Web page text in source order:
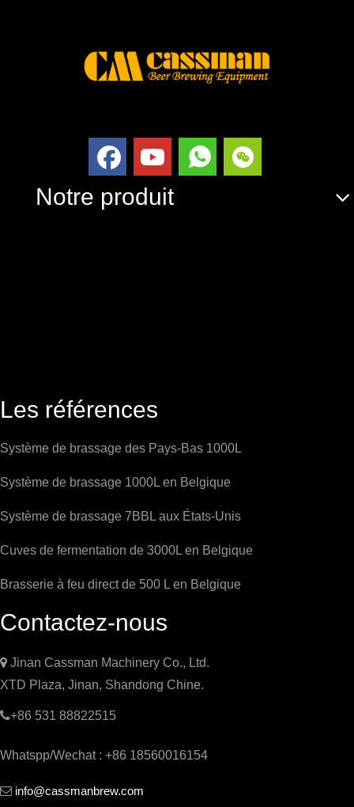
Notre produit
Les références
Système de brassage des Pays-Bas 1000L
Système de brassage 1000L en Belgique
Système de brassage 7BBL aux États-Unis
Cuves de fermentation de 3000L en Belgique
Brasserie à feu direct de 500 L en Belgique
Contactez-nous
 Jinan Cassman Machinery Co., Ltd.
XTD Plaza, Jinan, Shandong Chine.
+86 531 88822515
Whatspp/Wechat : +86 18560016154
 info@cassmanbrew.com